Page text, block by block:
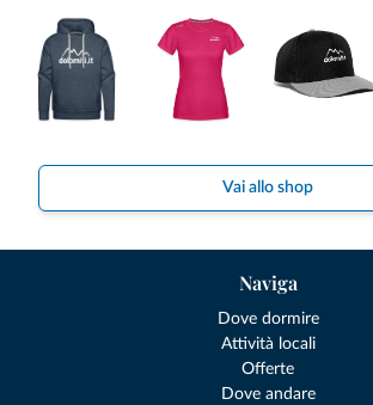
Vai allo shop
Naviga
Dove dormire
Attività locali
Offerte
Dove andare